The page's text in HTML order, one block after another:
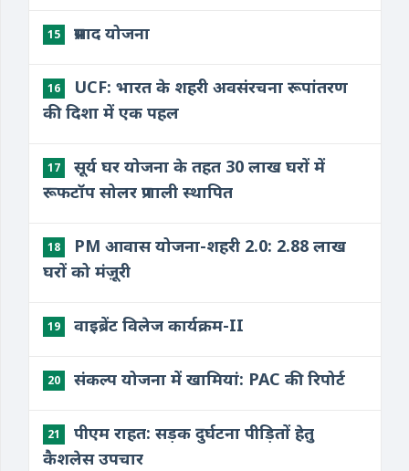
15 प्रसाद योजना
16
UCF: भारत के शहरी अवसंरचना रूपांतरण
की दिशा में एक पहल
17
सूर्य घर योजना के तहत 30 लाख घरों में
रूफटॉप सोलर प्रणाली स्थापित
18
PM आवास योजना-शहरी 2.0: 2.88 लाख
घरों को मंज़ूरी
19 वाइब्रेंट विलेज कार्यक्रम-II
20 संकल्प योजना में खामियां: PAC की रिपोर्ट
21
पीएम राहत: सड़क दुर्घटना पीड़ितों हेतु
कैशलेस उपचार